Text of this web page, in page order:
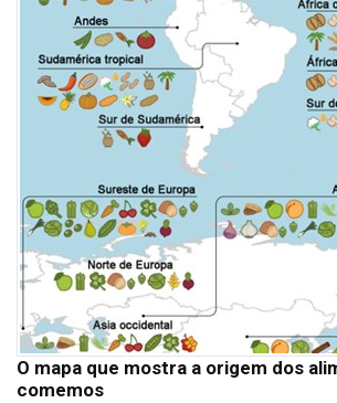
O mapa que mostra a origem dos
comemos